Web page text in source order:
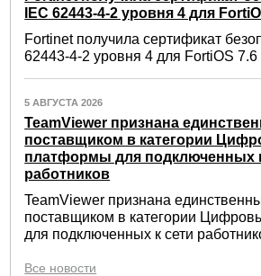
IEC 62443-4-2 уровня 4 для
Fortinet получила сертификат
62443-4-2 уровня 4 для FortiOS 7.6
5 АВГУСТА 2026
TeamViewer признана
поставщиком в категории
платформы для подключенных
работников
TeamViewer признана
поставщиком в категории
для подключенных к сети
Все новости